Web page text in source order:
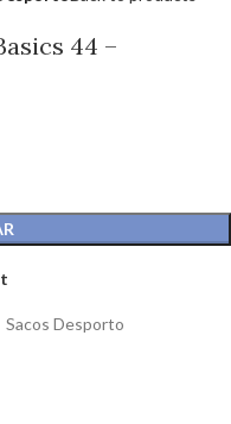
44 –
Sacos Desporto